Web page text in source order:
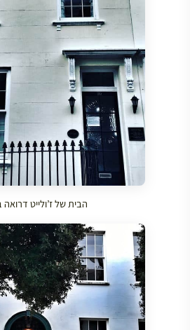
הבית של ז’ולייט דרואה